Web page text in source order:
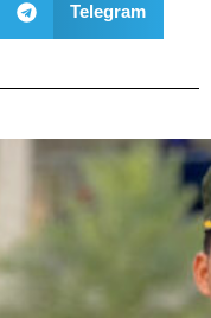
Telegram